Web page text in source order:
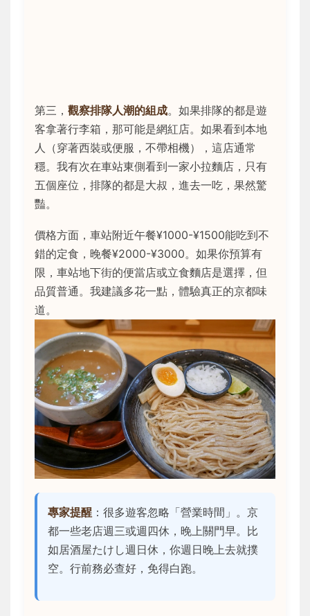
第三， 觀察排隊人潮的組成。如果排隊的都是遊
客拿著行李箱，那可能是網紅店。如果看到本地
人（穿著西裝或便服，不帶相機），這店通常
穩。我有次在車站東側看到一家小拉麵店，只有
五個座位，排隊的都是大叔，進去一吃，果然驚
豔。
價格方面，車站附近午餐¥1000-¥1500能吃到不
錯的定食，晚餐¥2000-¥3000。如果你預算有
限，車站地下街的便當店或立食麵店是選擇，但
品質普通。我建議多花一點，體驗真正的京都味
道。
專家提醒 ：很多遊客忽略「營業時間」。京
都一些老店週三或週四休，晚上關門早。比
如居酒屋たけし週日休，你週日晚上去就撲
空。行前務必查好，免得白跑。